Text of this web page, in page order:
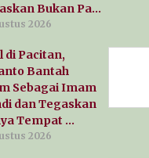
Bukan Pa…
2026
di Pacitan,
Bantah
Sebagai Imam
dan Tegaskan
Tempat …
2026